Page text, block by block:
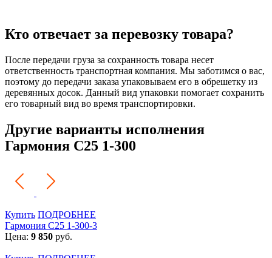
Кто отвечает за перевозку товара?
После передачи груза за сохранность товара несет
ответственность транспортная компания. Мы заботимся о вас,
поэтому до передачи заказа упаковываем его в обрешетку из
деревянных досок. Данный вид упаковки помогает сохранить
его товарный вид во время транспортировки.
Другие варианты исполнения
Гармония С25 1-300
Купить ПОДРОБНЕЕ
Гармония С25 1-300-3
Цена: 9 850 руб.